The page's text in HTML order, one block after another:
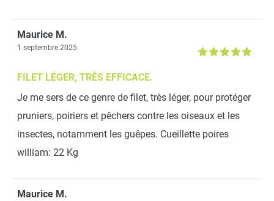
couleur 10cm
- +
Maurice M.
1 septembre 2025
FILET LÉGER, TRÈS EFFICACE.
Je me sers de ce genre de filet, très léger, pour protéger
pruniers, poiriers et pêchers contre les oiseaux et les
insectes, notamment les guêpes. Cueillette poires
william: 22 Kg
Maurice M.